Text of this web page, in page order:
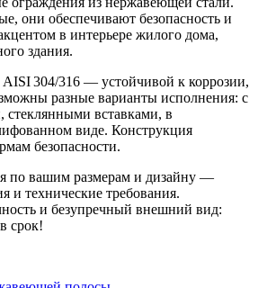
они обеспечивают безопасность и
в интерьере жилого дома,
здания.
AISI 304/316 — устойчивой к коррозии,
разные варианты исполнения: с
стеклянными вставками, в
виде. Конструкция
безопасности.
по вашим размерам и дизайну —
и технические требования.
и безупречный внешний вид:
срок!